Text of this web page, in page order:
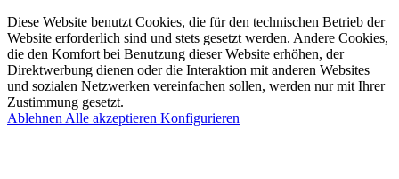
Diese Website benutzt Cookies, die für den technischen Betrieb der
Website erforderlich sind und stets gesetzt werden. Andere Cookies,
die den Komfort bei Benutzung dieser Website erhöhen, der
Direktwerbung dienen oder die Interaktion mit anderen Websites
und sozialen Netzwerken vereinfachen sollen, werden nur mit Ihrer
Zustimmung gesetzt.
Ablehnen Alle akzeptieren Konfigurieren